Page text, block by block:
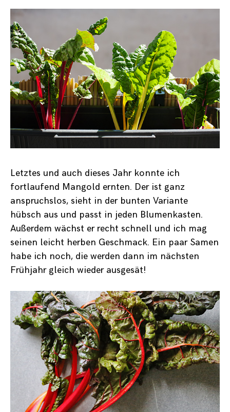
Letztes und auch dieses Jahr konnte ich
fortlaufend Mangold ernten. Der ist ganz
anspruchslos, sieht in der bunten Variante
hübsch aus und passt in jeden Blumenkasten.
Außerdem wächst er recht schnell und ich mag
seinen leicht herben Geschmack. Ein paar Samen
habe ich noch, die werden dann im nächsten
Frühjahr gleich wieder ausgesät!